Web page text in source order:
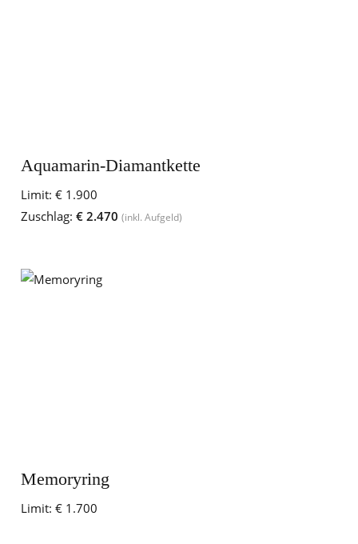
Aquamarin-Diamantkette
Limit: € 1.900
Zuschlag: € 2.470 (inkl. Aufgeld)
Memoryring
Limit: € 1.700